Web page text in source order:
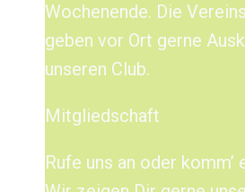
Wochenende. Die
geben vor Ort gerne
unseren Club.
Mitgliedschaft
Rufe uns an oder komm’